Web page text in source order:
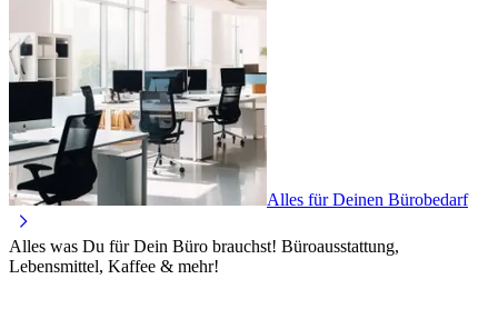
Alles für Deinen Bürobedarf
Alles was Du für Dein Büro brauchst! Büroausstattung,
Lebensmittel, Kaffee & mehr!